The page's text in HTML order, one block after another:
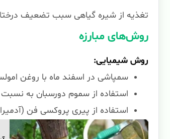
تغذیه از شیره گیاهی سبب تضعیف
روش‌های مبارزه
روش شیمیایی:
سمپاشی در اسفند ماه با روغن امولسیون شونده ۱ تا ۱.۵
استفاده از سموم دورسبان به نسبت ۱.۵ تا ۲ لیتر در هزار لیتر آب
استفاده از پیری پروکسی فن (آدمیرال) ۰.۵ تا ۰.۷ لیتر در هزار